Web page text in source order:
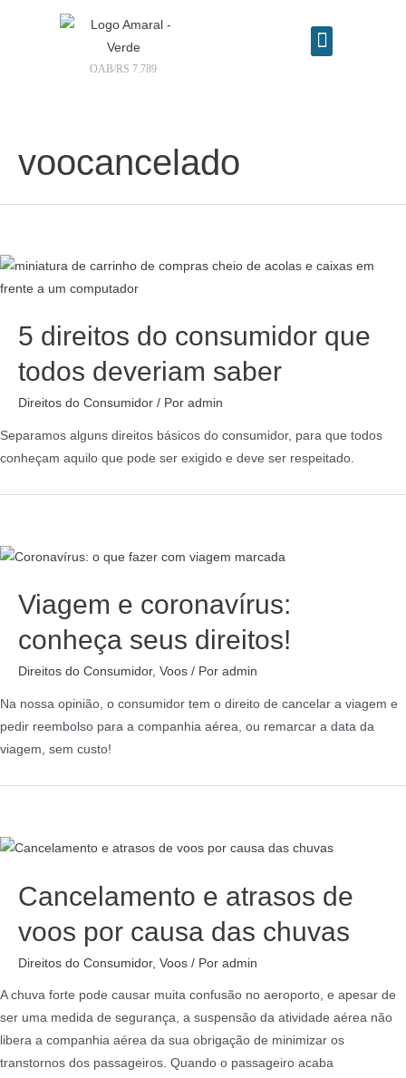
OAB/RS 7.789
voocancelado
5 direitos do consumidor que
todos deveriam saber
Direitos do Consumidor / Por admin
Separamos alguns direitos básicos do consumidor, para que todos
conheçam aquilo que pode ser exigido e deve ser respeitado.
Viagem e coronavírus:
conheça seus direitos!
Direitos do Consumidor, Voos / Por admin
Na nossa opinião, o consumidor tem o direito de cancelar a viagem e
pedir reembolso para a companhia aérea, ou remarcar a data da
viagem, sem custo!
Cancelamento e atrasos de
voos por causa das chuvas
Direitos do Consumidor, Voos / Por admin
A chuva forte pode causar muita confusão no aeroporto, e apesar de
ser uma medida de segurança, a suspensão da atividade aérea não
libera a companhia aérea da sua obrigação de minimizar os
transtornos dos passageiros. Quando o passageiro acaba